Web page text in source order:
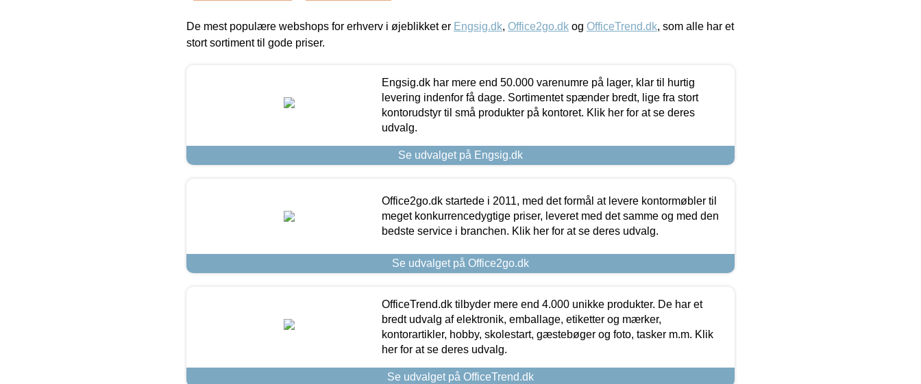
De mest populære webshops for erhverv i øjeblikket er Engsig.dk, Office2go.dk og OfficeTrend.dk, som alle har et
stort sortiment til gode priser.
Engsig.dk har mere end 50.000 varenumre på lager, klar til hurtig
levering indenfor få dage. Sortimentet spænder bredt, lige fra stort
kontorudstyr til små produkter på kontoret. Klik her for at se deres
udvalg.
Se udvalget på Engsig.dk
Office2go.dk startede i 2011, med det formål at levere kontormøbler til
meget konkurrencedygtige priser, leveret med det samme og med den
bedste service i branchen. Klik her for at se deres udvalg.
Se udvalget på Office2go.dk
OfficeTrend.dk tilbyder mere end 4.000 unikke produkter. De har et
bredt udvalg af elektronik, emballage, etiketter og mærker,
kontorartikler, hobby, skolestart, gæstebøger og foto, tasker m.m. Klik
her for at se deres udvalg.
Se udvalget på OfficeTrend.dk